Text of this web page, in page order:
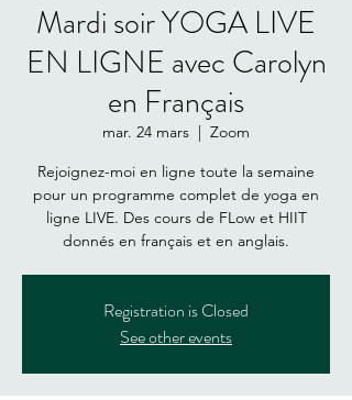
Mardi soir YOGA LIVE
EN LIGNE avec Carolyn
en Français
mar. 24 mars
  |
Zoom
Rejoignez-moi en ligne toute la semaine
pour un programme complet de yoga en
ligne LIVE. Des cours de FLow et HIIT
donnés en français et en anglais.
Registration is Closed
See other events